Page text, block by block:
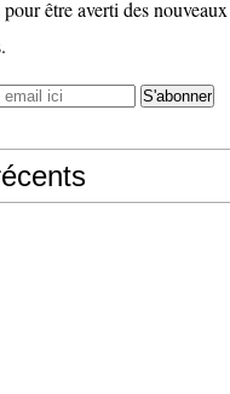
être averti des nouveaux